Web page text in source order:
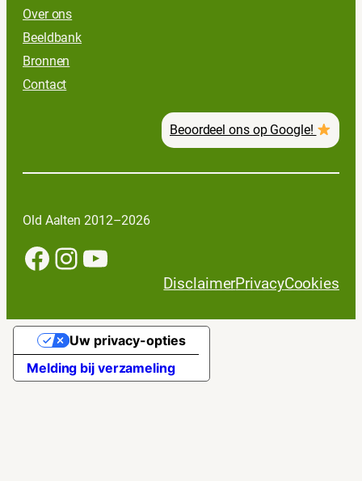
Over ons
Beeldbank
Bronnen
Contact
Beoordeel ons op Google!
Old Aalten 2012–2026
Facebook InstagramYouTube
DisclaimerPrivacyCookies
Melding bij verzameling
Uw privacy-opties